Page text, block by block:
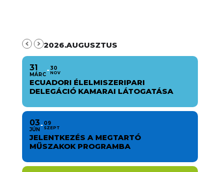
2026.AUGUSZTUS
31
MÁRC
30
NOV
ECUADORI ÉLELMISZERIPARI
DELEGÁCIÓ KAMARAI LÁTOGATÁSA
03
JÚN
09
SZEPT
JELENTKEZÉS A MEGTARTÓ
MŰSZAKOK PROGRAMBA